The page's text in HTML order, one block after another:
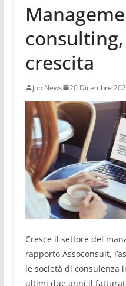
crescita
Job News 20 Dicembre
Cresce il settore del
rapporto Assoconsult,
le società di consulenza
ultimi due anni il